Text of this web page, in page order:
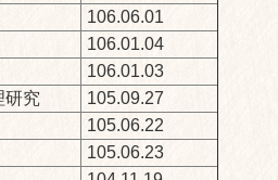
106.06.01
106.01.04
106.01.03
研究
105.09.27
105.06.22
105.06.23